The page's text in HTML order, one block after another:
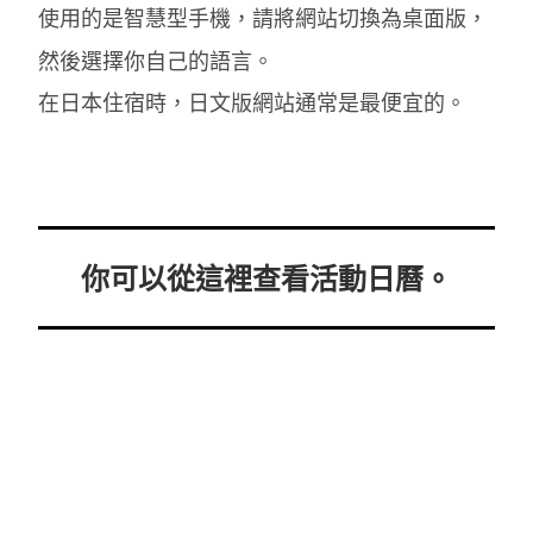
使用的是智慧型手機，請將網站切換為桌面版，
然後選擇你自己的語言。
在日本住宿時，日文版網站通常是最便宜的。
你可以從這裡查看活動日曆。